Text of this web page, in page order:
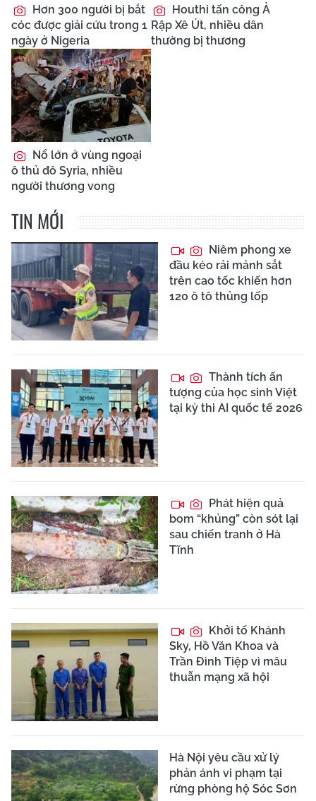
Hơn 300 người bị bắt
cóc được giải cứu trong 1
ngày ở Nigeria
Houthi tấn công Ả
Rập Xê Út, nhiều dân
thường bị thương
Nổ lớn ở vùng ngoại
ô thủ đô Syria, nhiều
người thương vong
TIN MỚI
Niêm phong xe
đầu kéo rải mảnh sắt
trên cao tốc khiến hơn
120 ô tô thủng lốp
Thành tích ấn
tượng của học sinh Việt
tại kỳ thi AI quốc tế 2026
Phát hiện quả
bom “khủng” còn sót lại
sau chiến tranh ở Hà
Tĩnh
Khởi tố Khánh
Sky, Hồ Văn Khoa và
Trần Đình Tiệp vì mâu
thuẫn mạng xã hội
Hà Nội yêu cầu xử lý
phản ánh vi phạm tại
rừng phòng hộ Sóc Sơn